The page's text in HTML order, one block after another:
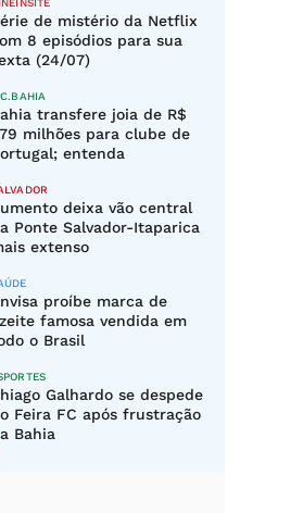
de mistério da Netflix
8 episódios para sua
(24/07)
transfere joia de R$
milhões para clube de
entenda
deixa vão central
Ponte Salvador-Itaparica
extenso
proíbe marca de
famosa vendida em
o Brasil
Galhardo se despede
Feira FC após frustração
Bahia